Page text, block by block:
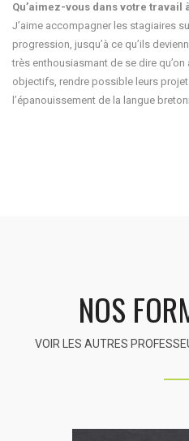
Qu’aimez-vous dans votre travail
J’aime accompagner les stagiaires
progression, jusqu’à ce qu’ils
très enthousiasmant de se dire
objectifs, rendre possible leurs
l’épanouissement de la langue
NOS
VOIR LES AUTRES